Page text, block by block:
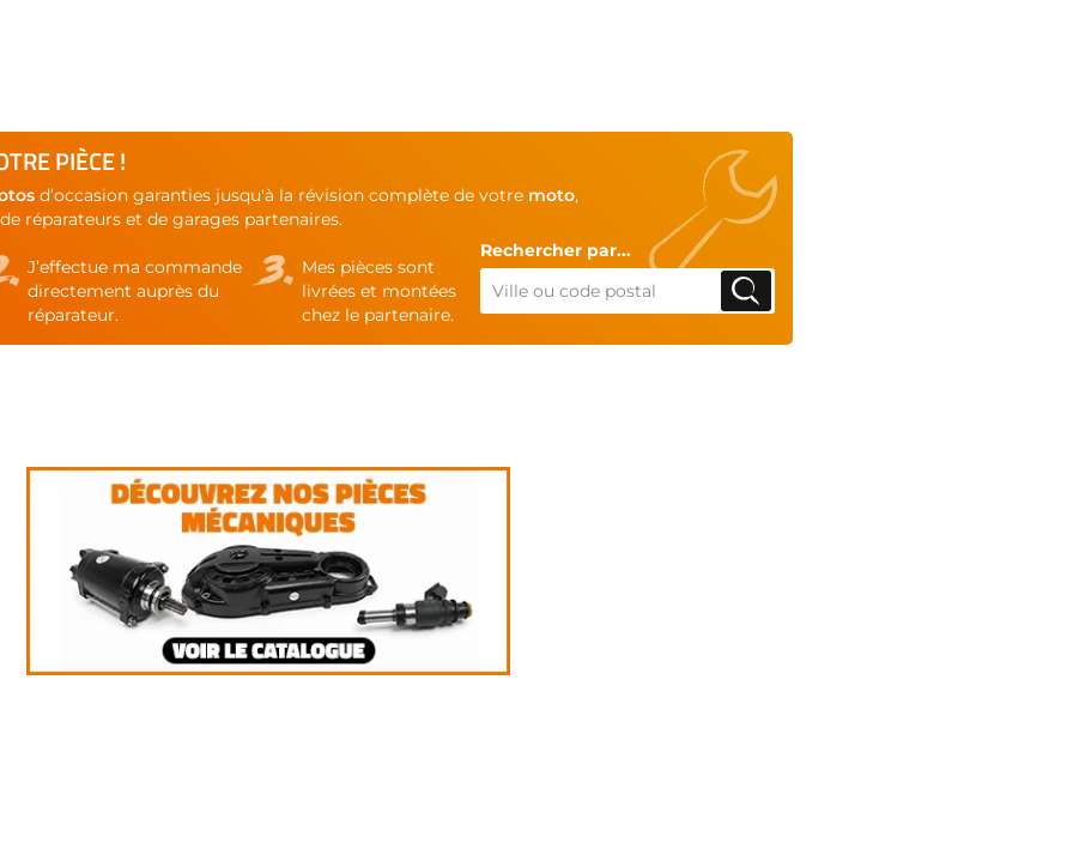
PIÈCE !
d’occasion garanties jusqu'à la révision complète de votre moto,
réparateurs et de garages partenaires.
J’effectue ma commande
directement auprès du
réparateur.
Mes pièces sont
livrées et montées
chez le partenaire.
Rechercher par...